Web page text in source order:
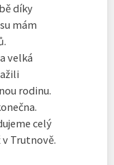
díky
mám
velká
rodinu.
celý
v Trutnově.